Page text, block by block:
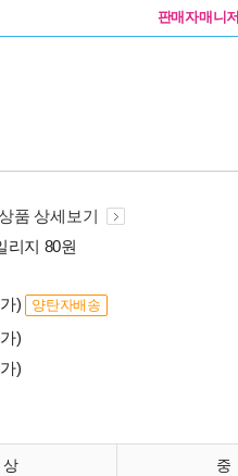
판매자매니저
품 상세보기
리지 80원
) 양탄자배송
)
)
상 중